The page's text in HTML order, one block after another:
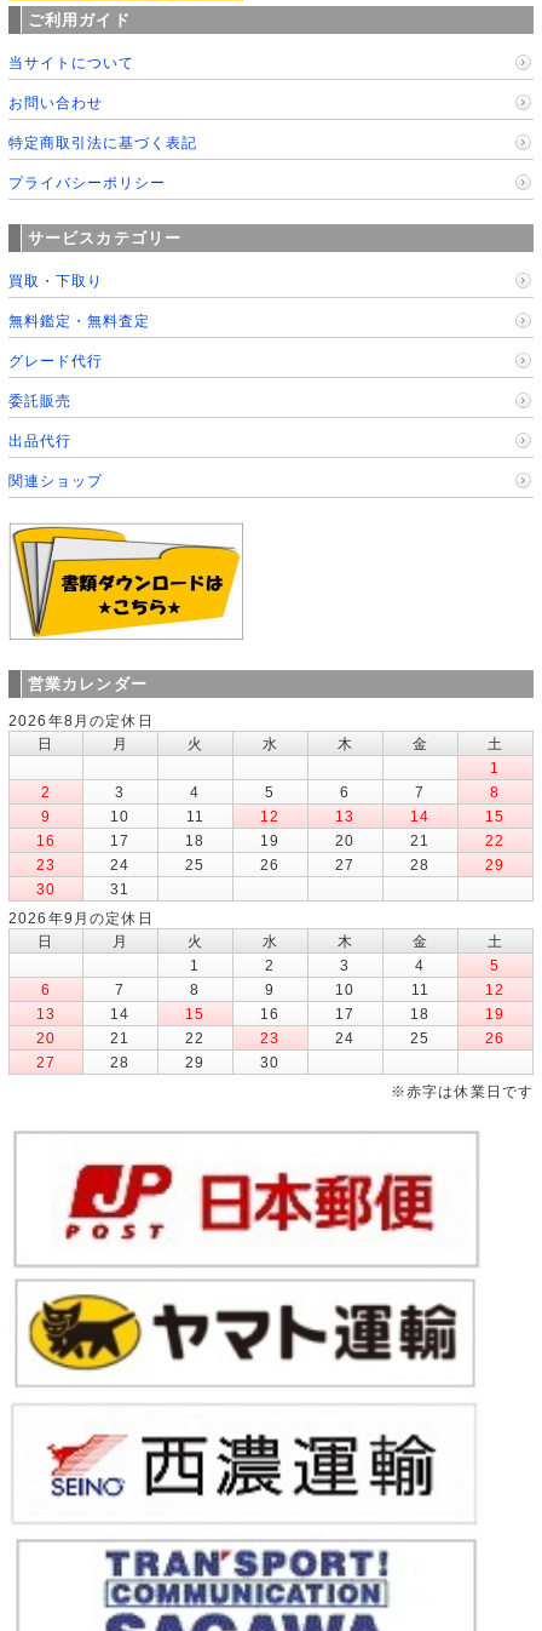
ご利用ガイド
当サイトについて
お問い合わせ
特定商取引法に基づく表記
プライバシーポリシー
サービスカテゴリー
買取・下取り
無料鑑定・無料査定
グレード代行
委託販売
出品代行
関連ショップ
営業カレンダー
2026年8月の定休日
日
月 火 水 木 金
土
1
2
3 4 5 6 7
8
9
10 11 12 13 14
15
16
17 18 19 20 21
22
23
24 25 26 27 28
29
30
31
2026年9月の定休日
日
月 火 水 木 金
土
1
2 3 4
5
6
7 8 9 10 11
12
13
14 15 16 17 18
19
20
21 22 23 24 25
26
27
28 29
30
※赤字は休業日です